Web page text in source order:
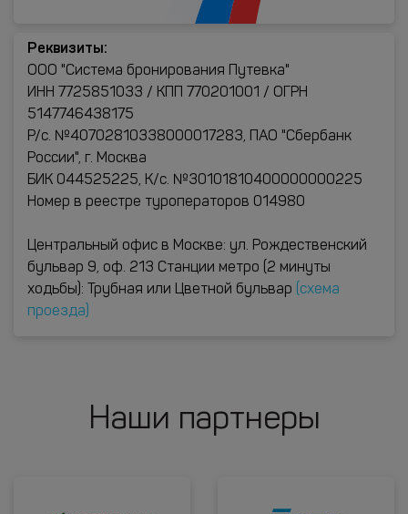
Реквизиты:
ООО "Система бронирования Путевка"
ИНН 7725851033 / КПП 770201001 / ОГРН
5147746438175
Р/с. №40702810338000017283, ПАО "Сбербанк
России", г. Москва
БИК 044525225, К/с. №30101810400000000225
Номер в реестре туроператоров 014980
Центральный офис в Москве: ул. Рождественский
бульвар 9, оф. 213 Станции метро (2 минуты
ходьбы): Трубная или Цветной бульвар
(схема
проезда)
Наши партнеры